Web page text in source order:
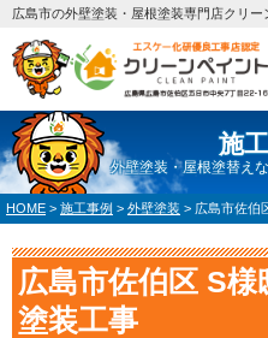
広島市の外壁塗装・屋根塗装専門店クリー
施
外壁塗装・屋根塗替え
HOME > 施工事例 > 外壁塗装 > 広島市佐伯
広島市佐伯区 S
塗装工事